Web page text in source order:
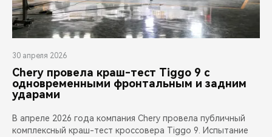
30 апреля 2026
Chery провела краш-тест Tiggo 9 с
одновременными фронтальным и задним
ударами
В апреле 2026 года компания Chery провела публичный
комплексный краш-тест кроссовера Tiggo 9. Испытание